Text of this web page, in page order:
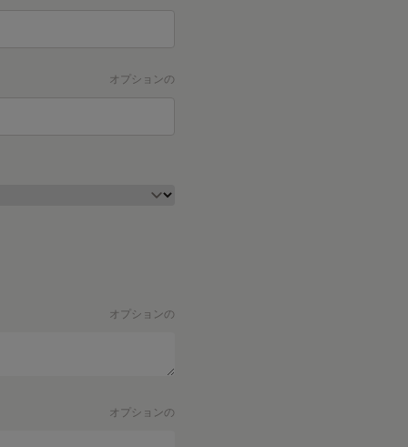
オプションの
オプションの
オプションの